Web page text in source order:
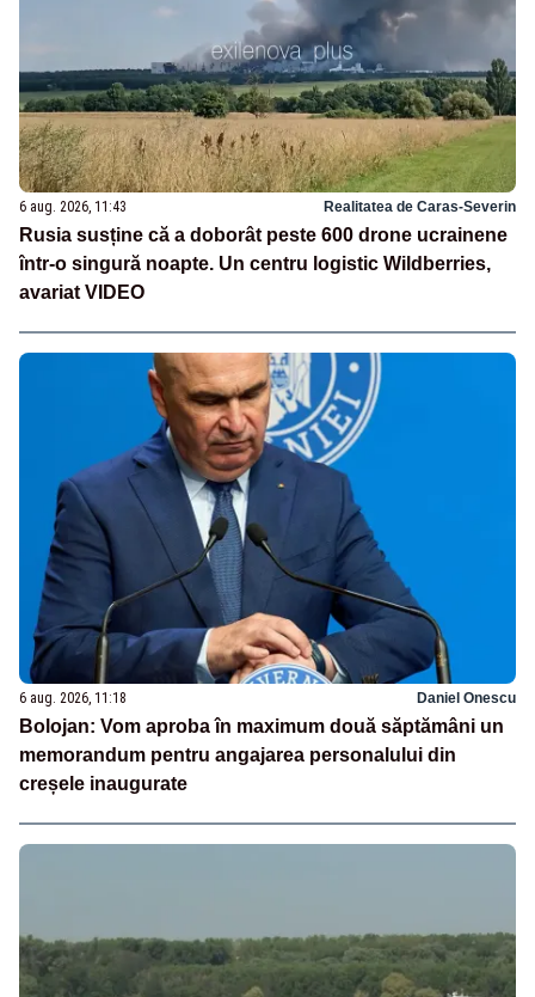
6 aug. 2026, 11:43 Realitatea de Caras-Severin
Rusia susține că a doborât peste 600 drone ucrainene
într-o singură noapte. Un centru logistic Wildberries,
avariat VIDEO
6 aug. 2026, 11:18 Daniel Onescu
Bolojan: Vom aproba în maximum două săptămâni un
memorandum pentru angajarea personalului din
creșele inaugurate